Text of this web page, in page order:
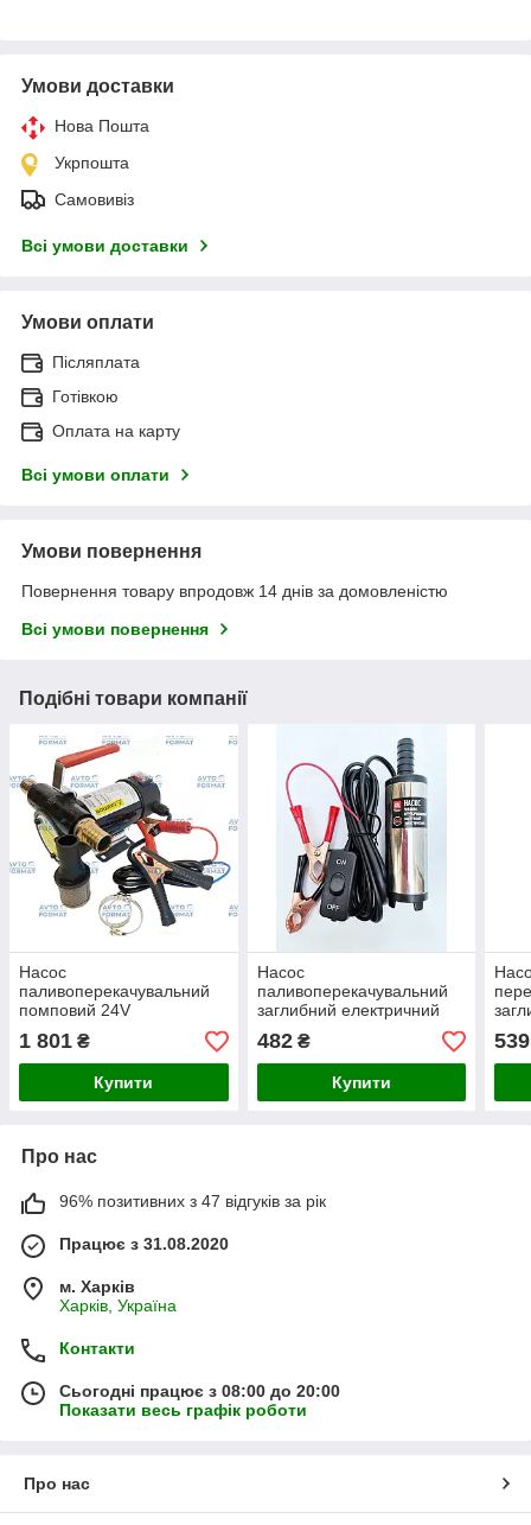
Умови доставки
Нова Пошта
Укрпошта
Самовивіз
Всі умови доставки
Умови оплати
Післяплата
Готівкою
Оплата на карту
Всі умови оплати
Умови повернення
Повернення товару впродовж 14 днів за домовленістю
Всі умови повернення
Подібні товари компанії
Насос
паливоперекачувальний
помповий 24V
1 801 ₴
Купити
Насос
паливоперекачувальний
заглибний електричний
DK 24V 38 mm
482₴
Купити
539
Про нас
96% позитивних з 47 відгуків за рік
Працює з 31.08.2020
м. Харків
Харків, Україна
Контакти
Сьогодні працює з 08:00 до 20:00
Показати весь графік роботи
Про нас